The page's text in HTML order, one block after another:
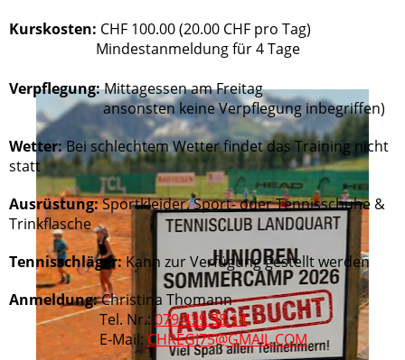
Kurskosten: CHF 100.00 (20.00 CHF pro Tag)
Mindestanmeldung für 4 Tage
Verpflegung:Mittagessen am Freitag
ansonsten keine Verpflegung inbegriffen)
Wetter:Bei schlechtem Wetter findet das Training nicht
statt
Ausrüstung:Sportkleider, Sport- oder Tennisschuhe &
Trinkflasche
Tennisschläger:Kann zur Verfügung gestellt werden
Anmeldung:Christina Thomann
Tel. Nr.: 079 439 38 14
E-Mail: CHREGI75@GMAIL.COM